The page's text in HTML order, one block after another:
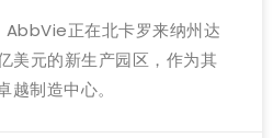
AbbVie正在北卡罗来纳州达
美元的新生产园区，作为其
制造中心。